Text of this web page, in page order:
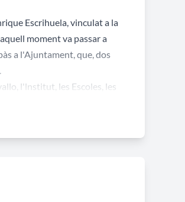
Escrihuela, vinculat a la
moment va passar a
a l'Ajuntament, que, dos
l'lnstitut, les Escoles, les
el segon de la província